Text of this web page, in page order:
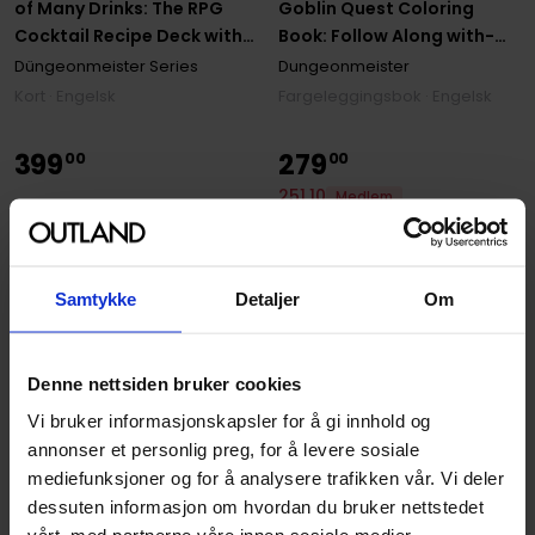
Samtykke Detaljer Om
Denne nettsiden bruker cookies
Vi bruker informasjonskapsler for å gi innhold og
annonser et personlig preg, for å levere sosiale
mediefunksjoner og for å analysere trafikken vår. Vi deler
dessuten informasjon om hvordan du bruker nettstedet
of Many Drinks: The RPG
Cocktail Recipe Deck with
Powerful Effects!
Düngeonmeister Series
Goblin Quest Coloring
Book: Follow Along with-
and Color-This All-New
Dungeonmeister
39900
På nettlager
27900
251,10 Medlem